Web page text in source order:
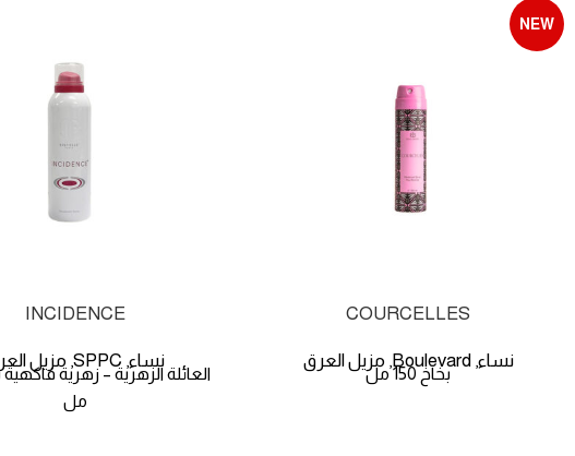
NEW
COURCELLES
نساء,
Boulevard
, مزيل العرق
بخاخ 150 مل
INCIDENCE
نساء,
SPPC
, مزيل
مل